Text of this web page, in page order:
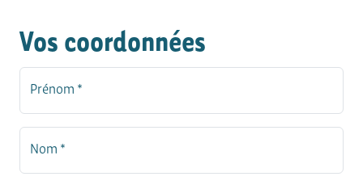
Vos coordonnées
Prénom *
Nom *